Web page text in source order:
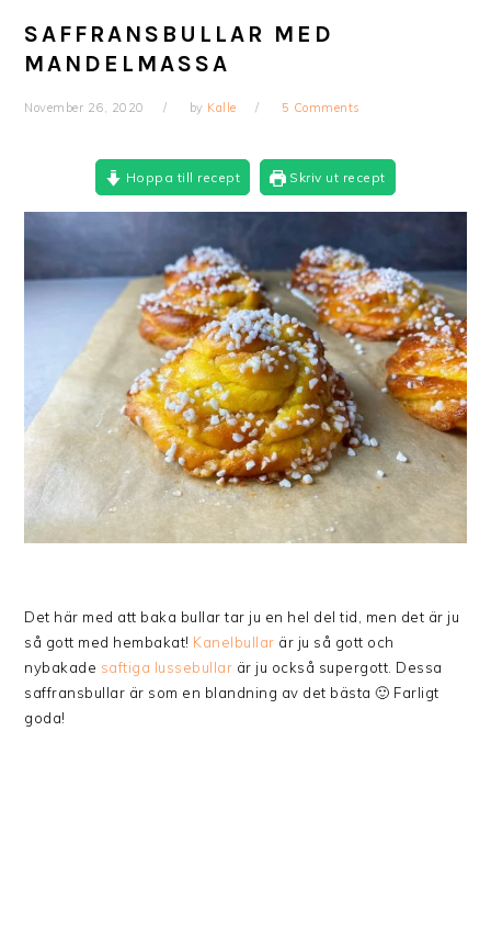
SAFFRANSBULLAR MED
MANDELMASSA
November 26, 2020 by Kalle 5 Comments
Hoppa till recept Skriv ut recept
Det här med att baka bullar tar ju en hel del tid, men det är ju
så gott med hembakat! Kanelbullar är ju så gott och
nybakade saftiga lussebullar är ju också supergott. Dessa
saffransbullar är som en blandning av det bästa 🙂 Farligt
goda!